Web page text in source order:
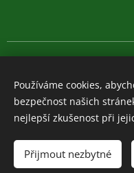
© 2011-2026, AKC
CZK Kč
Používáme cookies,
bezpečnost našich
nejlepší zkušenost při
Přijmout nezbytné